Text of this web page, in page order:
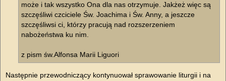
może i tak wszystko Ona dla nas otrzymuje. Jakżeż więc są
szczęśliwi czciciele Św. Joachima i Św. Anny, a jeszcze
szczęśliwsi ci, którzy pracują nad rozszerzeniem
nabożeństwa ku nim.
z pism św.Alfonsa Marii Liguori
Następnie przewodniczący kontynuował sprawowanie liturgii i na